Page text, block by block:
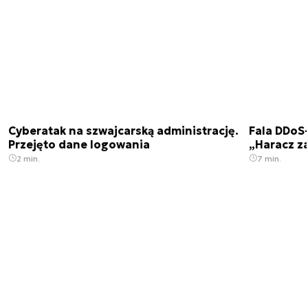
Cyberatak na szwajcarską administrację.
Przejęto dane logowania
2 min.
Fala
„Haracz
7 min.